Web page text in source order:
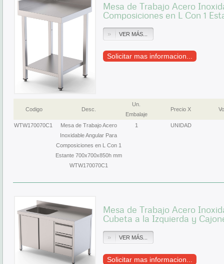
Mesa de Trabajo Acero
Composiciones en L Con 1
VER MÁS...
Solicitar mas informacion...
Codigo Desc.
Un.
Embalaje
Precio X
WTW170070C1
Mesa de Trabajo Acero
Inoxidable Angular Para
Composiciones en L Con 1
Estante 700x700x850h mm
WTW170070C1
1 UNIDAD
Mesa de Trabajo Acero
Cubeta a la Izquierda y
VER MÁS...
Solicitar mas informacion...